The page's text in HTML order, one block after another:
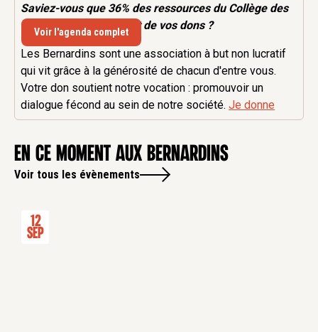
Voir l'agenda complet
Saviez-vous que 36% desressourcesdu Collège des
Bernardins proviennent de vos dons ?
Les Bernardins sont une association à but non lucratif
qui vit grâce à la générosité de chacun d'entre vous.
Votre don soutient notre vocation : promouvoir un
dialogue fécond au sein de notre société.Je donne
en ce moment aux Bernardins
Voir tous les évènements
12
Sep